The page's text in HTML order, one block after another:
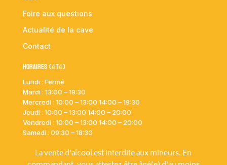
Foire aux questions
Actualité de la cave
Contact
Horaires (été)
Lundi : Fermé
Mardi : 13:00 – 19:30
Mercredi : 10:00 – 13:00 14:00 – 19:30
Jeudi : 10:00 – 13:00 14:00 – 20:00
Vendredi : 10:00 – 13:00 14:00 – 20:00
Samedi : 09:30 – 18:30
La vente d'alcool est interdite aux mineurs. En